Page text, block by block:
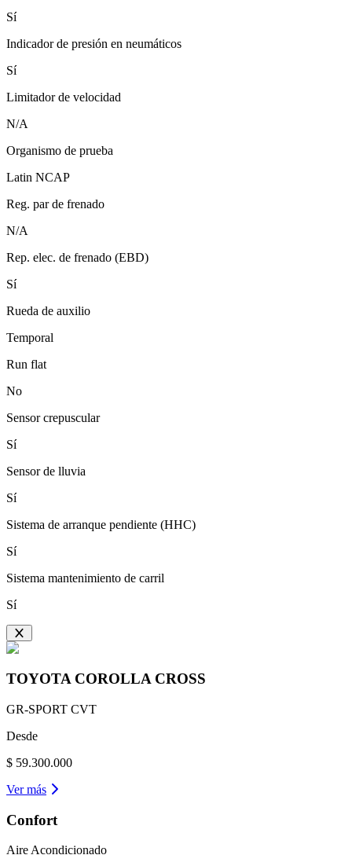
Sí
Indicador de presión en neumáticos
Sí
Limitador de velocidad
N/A
Organismo de prueba
Latin NCAP
Reg. par de frenado
N/A
Rep. elec. de frenado (EBD)
Sí
Rueda de auxilio
Temporal
Run flat
No
Sensor crepuscular
Sí
Sensor de lluvia
Sí
Sistema de arranque pendiente (HHC)
Sí
Sistema mantenimiento de carril
Sí
TOYOTA COROLLA CROSS
GR-SPORT CVT
Desde
$ 59.300.000
Ver más
Confort
Aire Acondicionado